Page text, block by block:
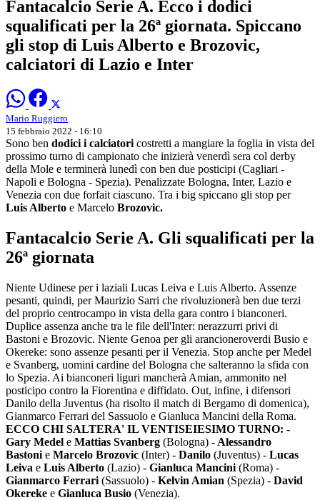
Fantacalcio Serie A. Ecco i dodici
squalificati per la 26ª giornata. Spiccano
gli stop di Luis Alberto e Brozovic,
calciatori di Lazio e Inter
Mario Ruggiero
15 febbraio 2022 - 16:10
Sono ben dodici i calciatori costretti a mangiare la foglia in vista del
prossimo turno di campionato che inizierà venerdì sera col derby
della Mole e terminerà lunedì con ben due posticipi (Cagliari -
Napoli e Bologna - Spezia). Penalizzate Bologna, Inter, Lazio e
Venezia con due forfait ciascuno. Tra i big spiccano gli stop per
Luis Alberto e Marcelo Brozovic.
Fantacalcio Serie A. Gli squalificati per la
26ª giornata
Niente Udinese per i laziali Lucas Leiva e Luis Alberto. Assenze
pesanti, quindi, per Maurizio Sarri che rivoluzionerà ben due terzi
del proprio centrocampo in vista della gara contro i bianconeri.
Duplice assenza anche tra le file dell'Inter: nerazzurri privi di
Bastoni e Brozovic. Niente Genoa per gli arancioneroverdi Busio e
Okereke: sono assenze pesanti per il Venezia. Stop anche per Medel
e Svanberg, uomini cardine del Bologna che salteranno la sfida con
lo Spezia. Ai bianconeri liguri mancherà Amian, ammonito nel
posticipo contro la Fiorentina e diffidato. Out, infine, i difensori
Danilo della Juventus (ha risolto il match di Bergamo di domenica),
Gianmarco Ferrari del Sassuolo e Gianluca Mancini della Roma.
ECCO CHI SALTERA' IL VENTISEIESIMO TURNO: -
Gary Medel e Mattias Svanberg (Bologna) - Alessandro
Bastoni e Marcelo Brozovic (Inter) - Danilo (Juventus) - Lucas
Leiva e Luis Alberto (Lazio) - Gianluca Mancini (Roma) -
Gianmarco Ferrari (Sassuolo) - Kelvin Amian (Spezia) - David
Okereke e Gianluca Busio (Venezia).